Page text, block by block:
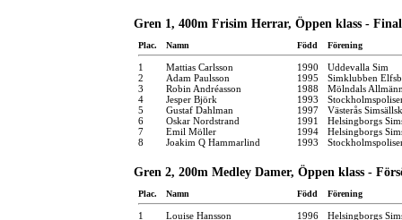
Gren 1, 400m Frisim Herrar, Öppen klass - Final
Plac. Namn Född Förening
1 Mattias Carlsson 1990
Uddevalla Sim
2
Adam Paulsson 1995
Simklubben
3
Robin Andréasson 1988
Mölndals
4
Jesper Björk 1993
5
Gustaf Dahlman 1997
Västerås
6
Oskar Nordstrand 1991
Helsingborgs
7
Emil Möller 1994
Helsingborgs
8
Joakim Q Hammarlind 1993
Gren 2, 200m Medley Damer, Öppen klass -
Plac. Namn Född Förening
1 Louise Hansson 1996
Helsingborgs